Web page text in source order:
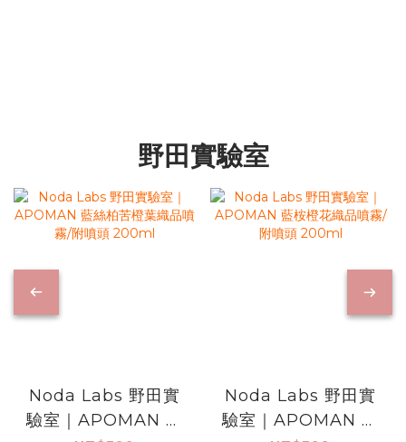
野田實驗室
Noda Labs 野田實
驗室｜APOMAN 藍
Noda Labs 野田實
驗室｜APOMAN 藍